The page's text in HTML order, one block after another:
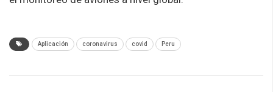
Aplicación coronavirus covid Peru